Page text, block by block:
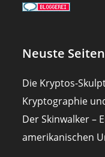
Neuste Seiten
Die Kryptos-
Kryptographie
Der Skinwalker –
amerikanischen